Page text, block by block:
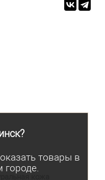
товары в
городе.